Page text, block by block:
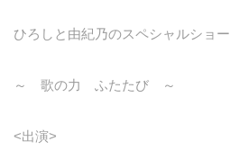
ひろしと由紀乃のスペシャルショー
～ 歌の力 ふたたび ～
<出演>